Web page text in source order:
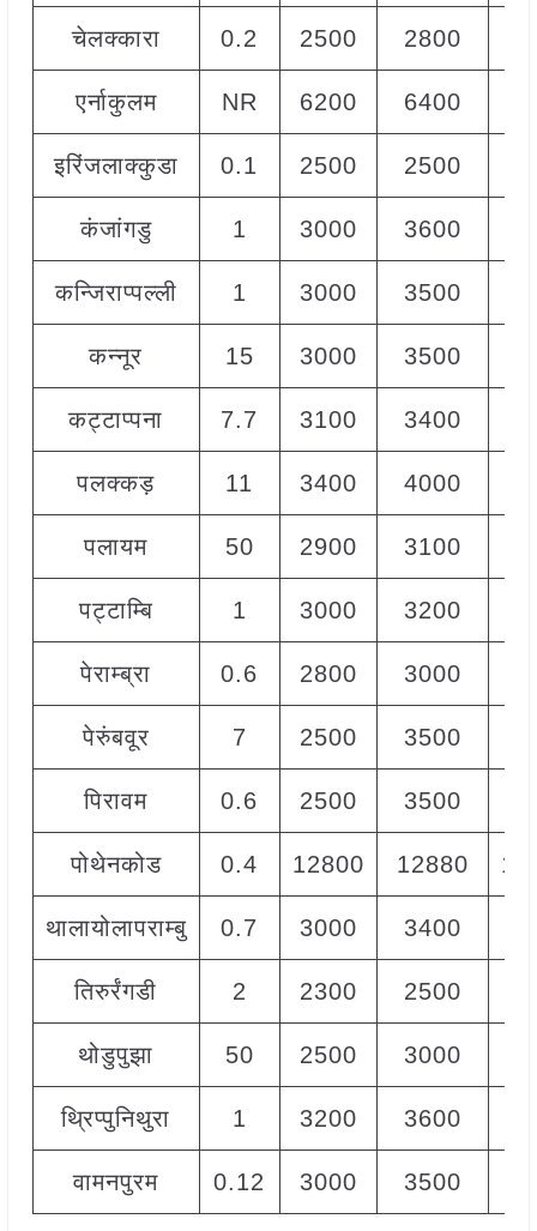
चेलक्कारा 0.2 2500 2800
एर्नाकुलम NR 6200 6400
इरिंजलाक्कुडा 0.1 2500 2500
कंजांगडु 1 3000 3600
कन्जिराप्पल्ली 1 3000 3500
कन्नूर 15 3000 3500
कट्टाप्पना 7.7 3100 3400
पलक्कड़ 11 3400 4000
पलायम 50 2900 3100
पट्टाम्बि 1 3000 3200
पेराम्ब्रा 0.6 2800 3000
पेरुंबवूर 7 2500 3500
पिरावम 0.6 2500 3500
पोथेनकोड 0.4 12800 12880
थालायोलापराम्बु 0.7 3000 3400
तिरुर्रंगडी 2 2300 2500
थोडुपुझा 50 2500 3000
थ्रिप्पुनिथुरा 1 3200 3600
वामनपुरम 0.12 3000 3500